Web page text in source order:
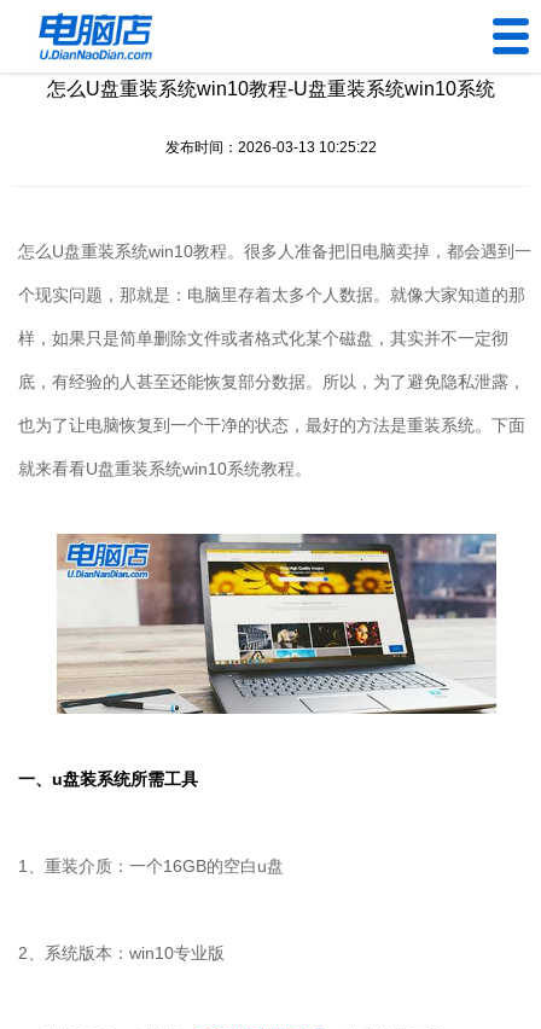
U盘工具
装机问题
电脑问题
怎么U盘重装系统win10教程-U盘重装系统win10系统
发布时间：2026-03-13 10:25:22
怎么U盘重装系统win10教程。很多人准备把旧电脑卖掉，都会遇到一
个现实问题，那就是：电脑里存着太多个人数据。就像大家知道的那
样，如果只是简单删除文件或者格式化某个磁盘，其实并不一定彻
底，有经验的人甚至还能恢复部分数据。所以，为了避免隐私泄露，
也为了让电脑恢复到一个干净的状态，最好的方法是重装系统。下面
就来看看U盘重装系统win10系统教程。
一、 u盘装系统所需工具
1、重装介质：一个16GB的空白u盘
2、系统版本：win10专业版